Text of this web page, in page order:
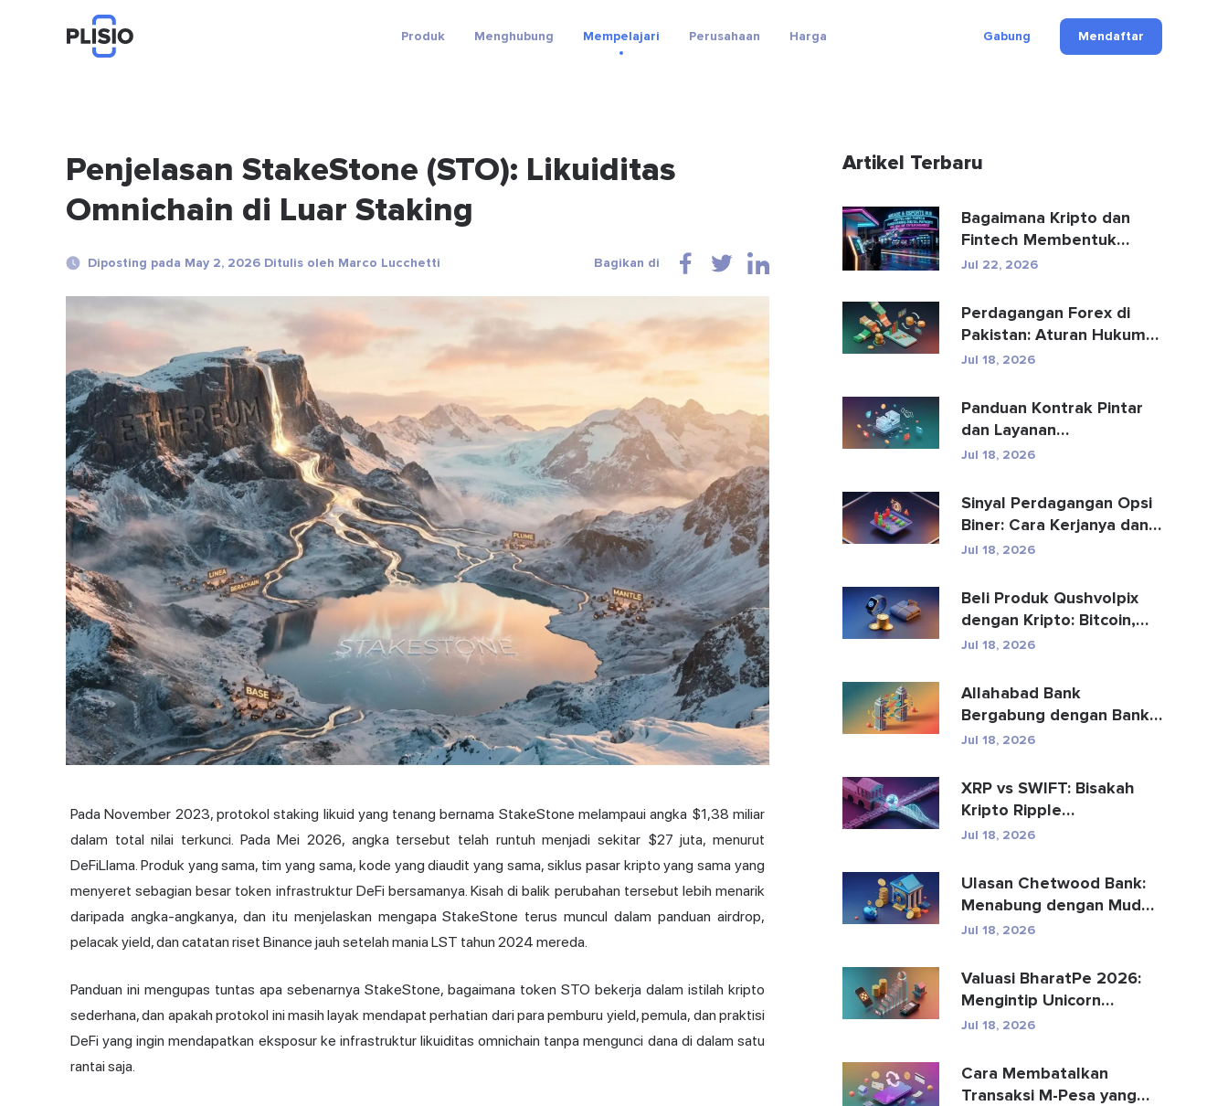
Produk Menghubung Mempelajari Perusahaan Harga Gabung Mendaftar
Penjelasan StakeStone (STO): Likuiditas
Omnichain di Luar Staking
Diposting pada May 2, 2026 Ditulis oleh Marco Lucchetti Bagikan di
Pada November 2023, protokol staking likuid yang tenang bernama StakeStone melampaui angka $1,38 miliar
dalam total nilai terkunci. Pada Mei 2026, angka tersebut telah runtuh menjadi sekitar $27 juta, menurut
DeFiLlama. Produk yang sama, tim yang sama, kode yang diaudit yang sama, siklus pasar kripto yang sama yang
menyeret sebagian besar token infrastruktur DeFi bersamanya. Kisah di balik perubahan tersebut lebih menarik
daripada angka-angkanya, dan itu menjelaskan mengapa StakeStone terus muncul dalam panduan airdrop,
pelacak yield, dan catatan riset Binance jauh setelah mania LST tahun 2024 mereda.
Panduan ini mengupas tuntas apa sebenarnya StakeStone, bagaimana token STO bekerja dalam istilah kripto
sederhana, dan apakah protokol ini masih layak mendapat perhatian dari para pemburu yield, pemula, dan praktisi
DeFi yang ingin mendapatkan eksposur ke infrastruktur likuiditas omnichain tanpa mengunci dana di dalam satu
rantai saja.
Artikel Terbaru
Bagaimana Kripto dan
Fintech Membentuk
Kembali Pembayaran dan
Jul 22, 2026
Perdagangan Forex di
Pakistan: Aturan Hukum,
Broker, Aplikasi Perd...
Jul 18, 2026
Panduan Kontrak Pintar
dan Layanan
Pengembangan Kontrak
Jul 18, 2026
Sinyal Perdagangan Opsi
Biner: Cara Kerjanya dan
Risikonya
Jul 18, 2026
Beli Produk Qushvolpix
dengan Kripto: Bitcoin,
Pembayaran & Fa...
Jul 18, 2026
Allahabad Bank
Bergabung dengan Bank
Mana? Kisah Lengkap
Jul 18, 2026
XRP vs SWIFT: Bisakah
Kripto Ripple
Menggantikan
Jul 18, 2026
Ulasan Chetwood Bank:
Menabung dengan Mudah
dan Perbankan yang
Jul 18, 2026
Valuasi BharatPe 2026:
Mengintip Unicorn
Fintech Senilai $2,85 Mil...
Jul 18, 2026
Cara Membatalkan
Transaksi M-Pesa yang